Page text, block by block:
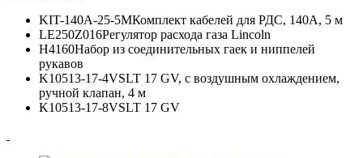
KIT-140A-25-5MКомплект кабелей для РДС, 140A, 5 м
LE250Z016Регулятор расхода газа Lincoln
H4160Набор из соединительных гаек и ниппелей
рукавов
K10513-17-4VSLT 17 GV, с воздушным охлаждением,
ручной клапан, 4 м
K10513-17-8VSLT 17 GV